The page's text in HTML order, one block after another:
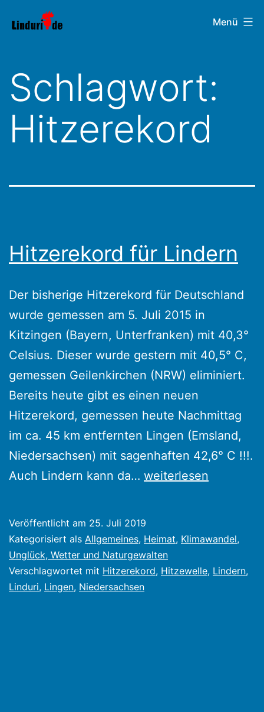
Inhalt
Linduri.de Menü
Schlagwort:
Hitzerekord
Hitzerekord für Lindern
Der bisherige Hitzerekord für Deutschland
wurde gemessen am 5. Juli 2015 in
Kitzingen (Bayern, Unterfranken) mit 40,3°
Celsius. Dieser wurde gestern mit 40,5° C,
gemessen Geilenkirchen (NRW) eliminiert.
Bereits heute gibt es einen neuen
Hitzerekord, gemessen heute Nachmittag
im ca. 45 km entfernten Lingen (Emsland,
Niedersachsen) mit sagenhaften 42,6° C !!!.
Auch Lindern kann da… Hitzerekord
weiterlesen
Veröffentlicht am 25. Juli 2019
Kategorisiert als Allgemeines, Heimat, Klimawandel,
Unglück, Wetter und Naturgewalten
Verschlagwortet mit Hitzerekord, Hitzewelle, Lindern,
Linduri, Lingen, Niedersachsen